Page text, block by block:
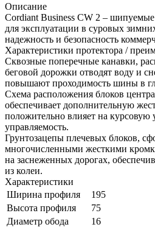
Описание
Cordiant Business CW 2 –
для эксплуатации в суровых
надежность и безопасность
Характеристики протектора /
Сквозные поперечные канавки,
беговой дорожки отводят воду и
повышают проходимость шины в
Схема расположения блоков
обеспечивает дополнительную
положительно влияет на курсовую
управляемость.
Грунтозацепы плечевых блоков,
многочисленными жесткими
на заснеженных дорогах,
из колеи.
Характеристики
Ширина профиля
195
Высота профиля
75
Диаметр обода
16